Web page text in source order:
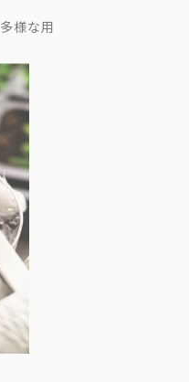
様な用